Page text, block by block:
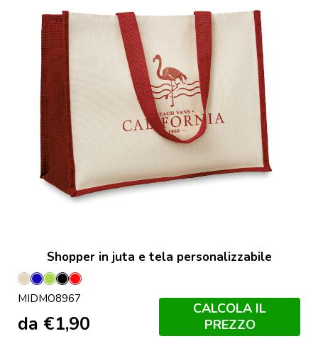
Shopper in juta e tela personalizzabile
Beige
BluLime
NeroRosso
MIDMO8967
da €1,90
CALCOLA IL
PREZZO